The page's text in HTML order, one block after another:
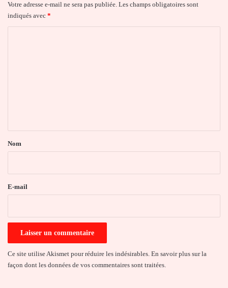
Votre adresse e-mail ne sera pas publiée. Les champs obligatoires sont
indiqués avec *
a
e
Nom
E-mail
Ce site utilise Akismet pour réduire les indésirables. En savoir plus sur la
façon dont les données de vos commentaires sont traitées